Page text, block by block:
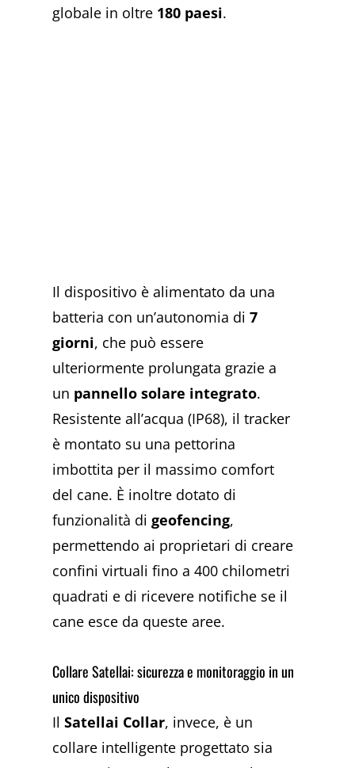
globale in oltre 180 paesi.
Il dispositivo è alimentato da una
batteria con un’autonomia di7
giorni, che può essere
ulteriormente prolungata grazie a
un pannello solare integrato.
Resistente all’acqua (IP68), il tracker
è montato su una pettorina
imbottita per il massimo comfort
del cane. È inoltre dotato di
funzionalità digeofencing,
permettendo ai proprietari di creare
confini virtuali fino a 400 chilometri
quadrati e di ricevere notifiche se il
cane esce da queste aree.
Collare Satellai: sicurezza e monitoraggio in un
unico dispositivo
IlSatellai Collar, invece, è un
collare intelligente progettato sia